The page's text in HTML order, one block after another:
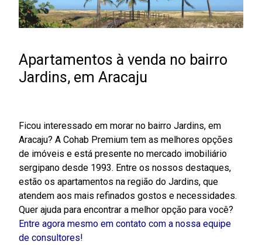
Apartamentos à venda no bairro
Jardins, em Aracaju
Ficou interessado em morar no bairro Jardins, em
Aracaju? A Cohab Premium tem as melhores opções
de imóveis e está presente no mercado imobiliário
sergipano desde 1993. Entre os nossos destaques,
estão os apartamentos na região do Jardins, que
atendem aos mais refinados gostos e necessidades.
Quer ajuda para encontrar a melhor opção para você?
Entre agora mesmo em contato com a nossa equipe
de consultores!